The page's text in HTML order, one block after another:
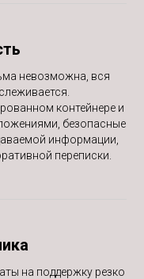
невозможна, вся
контейнере и
безопасные
информации,
переписки.
на поддержку резко